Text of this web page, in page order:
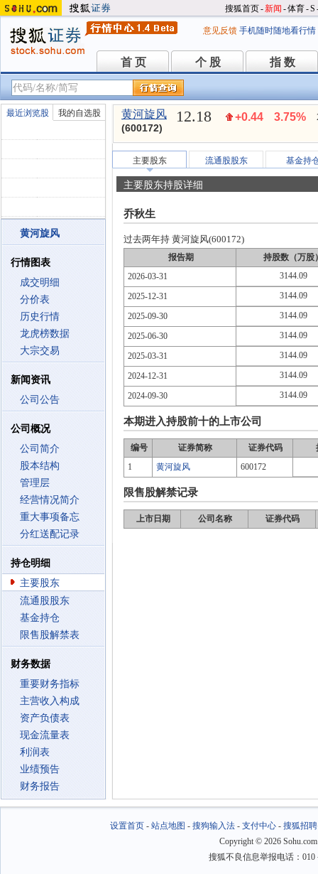
搜狐首页-新闻 -体育-S
意见反馈 手机随时随地看行情
首 页
首 页 个 股
个 股 指 数
指 数
最近浏览股 我的自选股
黄河旋风
行情图表
成交明细
分价表
历史行情
龙虎榜数据
大宗交易
新闻资讯
公司公告
公司概况
公司简介
股本结构
管理层
经营情况简介
重大事项备忘
分红送配记录
持仓明细
主要股东
流通股股东
基金持仓
限售股解禁表
财务数据
重要财务指标
主营收入构成
资产负债表
现金流量表
利润表
业绩预告
财务报告
黄河旋风
(600172)
12.18 +0.44 3.75%
主要股东 流通股股东 基金持
主要股东持股详细
乔秋生
过去两年持 黄河旋风(600172)
报告期
持股数（万股
2026-03-31
3144.09
2025-12-31 3144.09
2025-09-30 3144.09
2025-06-30 3144.09
2025-03-31 3144.09
2024-12-31 3144.09
2024-09-30 3144.09
本期进入持股前十的上市公司
编号 证券简称 证券代码
1
黄河旋风 600172
限售股解禁记录
上市日期 公司名称 证券代码
设置首页- 站点地图 - 搜狗输入法- 支付中心- 搜狐招聘
Copyright © 2026
搜狐不良信息举报电话：010